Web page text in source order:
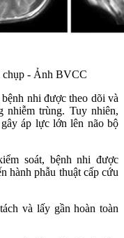
chụp - Ảnh BVCC
nhi được theo dõi và
nhiễm trùng. Tuy nhiên,
áp lực lớn lên não bộ
soát, bệnh nhi được
hành phẫu thuật cấp cứu
và lấy gần hoàn toàn